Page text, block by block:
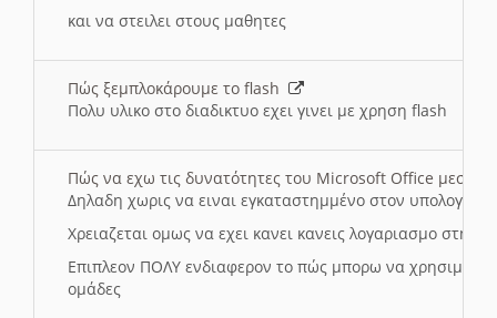
και να στειλει στους μαθητες
Πώς ξεμπλοκάρουμε το flash
Πολυ υλικο στο διαδικτυο εχει γινει με χρηση flash
Πώς να εχω τις δυνατότητες του Microsoft Office μεσω
Δηλαδη χωρις να ειναι εγκαταστημμένο στον
Χρειαζεται ομως να εχει κανει κανεις λογαριασμο στη
Επιπλεον ΠΟΛΥ ενδιαφερον το πώς μπορω να
ομάδες